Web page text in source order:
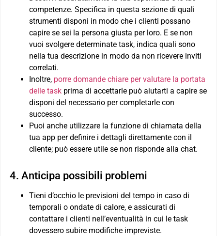
competenze. Specifica in questa sezione di quali
strumenti disponi in modo che i clienti possano
capire se sei la persona giusta per loro. E se non
vuoi svolgere determinate task, indica quali sono
nella tua descrizione in modo da non ricevere inviti
correlati.
Inoltre, porre domande chiare per valutare la portata
delle taskprima di accettarle può aiutarti a capire se
disponi del necessario per completarle con
successo.
Puoi anche utilizzare la funzione di chiamata della
tua app per definire i dettagli direttamente con il
cliente; può essere utile se non risponde alla chat.
4. Anticipa possibili problemi
Tieni d’occhio le previsioni del tempo in caso di
temporali o ondate di calore, e assicurati di
contattare i clienti nell’eventualità in cui le task
dovessero subire modifiche impreviste.